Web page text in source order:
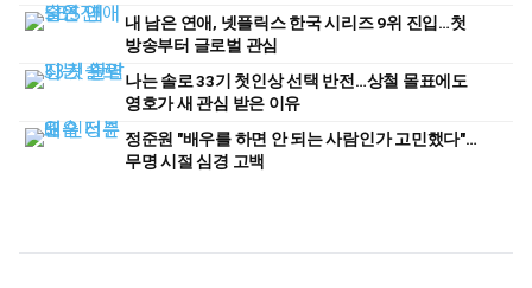
내 남은 연애, 넷플릭스 한국 시리즈 9위 진입…첫
방송부터 글로벌 관심
나는 솔로 33기 첫인상 선택 반전…상철 몰표에도
영호가 새 관심 받은 이유
정준원 "배우를 하면 안 되는 사람인가 고민했다"…
무명 시절 심경 고백